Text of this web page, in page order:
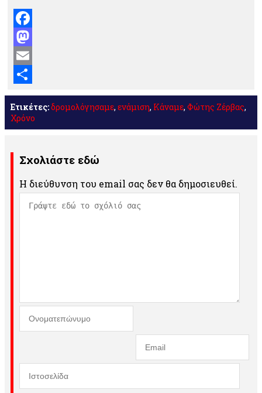
Facebook
Mastodon
Email
Μοιραστείτε
Ετικέτες:δρομολόγησαμε, ενάμιση, Κάναμε, Φώτης Ζέρβας,
Χρόνο
Σχολιάστε εδώ
Η διεύθυνση του email σας δεν θα δημοσιευθεί.